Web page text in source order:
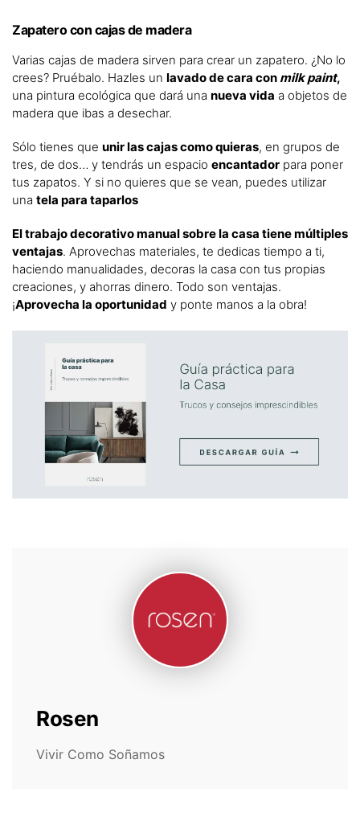
Zapatero con cajas de madera
Varias cajas de madera sirven para crear un zapatero. ¿No lo
crees? Pruébalo. Hazles un lavado de cara con milk paint,
una pintura ecológica que dará una nueva vida a objetos de
madera que ibas a desechar.
Sólo tienes que unir las cajas como quieras, en grupos de
tres, de dos… y tendrás un espacio encantador para poner
tus zapatos. Y si no quieres que se vean, puedes utilizar
una tela para taparlos
El trabajo decorativo manual sobre la casa tiene múltiples
ventajas. Aprovechas materiales, te dedicas tiempo a ti,
haciendo manualidades, decoras la casa con tus propias
creaciones, y ahorras dinero. Todo son ventajas.
¡Aprovecha la oportunidad y ponte manos a la obra!
Rosen
Vivir Como Soñamos